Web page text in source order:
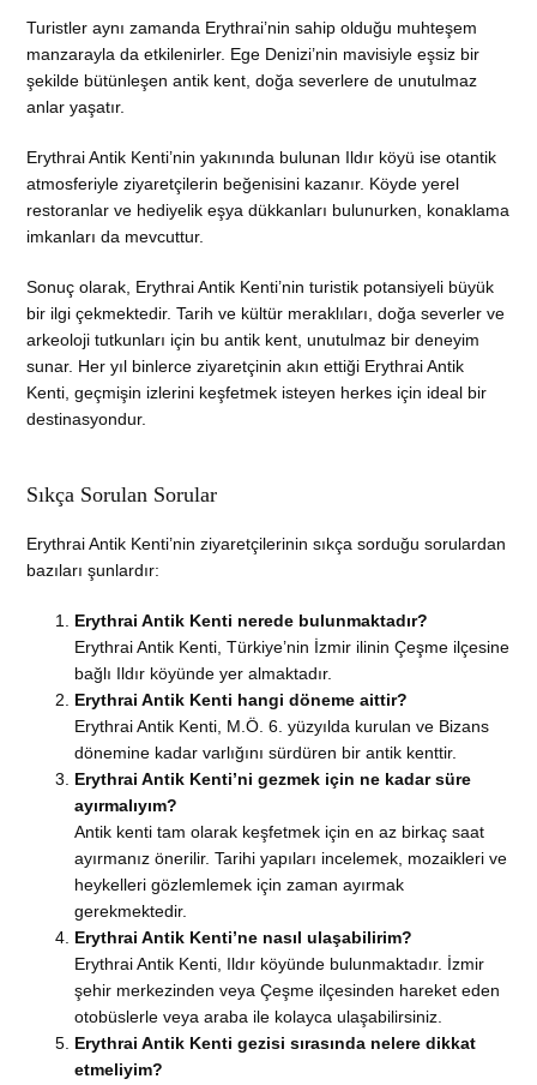
Turistler aynı zamanda Erythrai’nin sahip olduğu muhteşem
manzarayla da etkilenirler. Ege Denizi’nin mavisiyle eşsiz bir
şekilde bütünleşen antik kent, doğa severlere de unutulmaz
anlar yaşatır.
Erythrai Antik Kenti’nin yakınında bulunan Ildır köyü ise otantik
atmosferiyle ziyaretçilerin beğenisini kazanır. Köyde yerel
restoranlar ve hediyelik eşya dükkanları bulunurken, konaklama
imkanları da mevcuttur.
Sonuç olarak, Erythrai Antik Kenti’nin turistik potansiyeli büyük
bir ilgi çekmektedir. Tarih ve kültür meraklıları, doğa severler ve
arkeoloji tutkunları için bu antik kent, unutulmaz bir deneyim
sunar. Her yıl binlerce ziyaretçinin akın ettiği Erythrai Antik
Kenti, geçmişin izlerini keşfetmek isteyen herkes için ideal bir
destinasyondur.
Sıkça Sorulan Sorular
Erythrai Antik Kenti’nin ziyaretçilerinin sıkça sorduğu sorulardan
bazıları şunlardır:
Erythrai Antik Kenti nerede bulunmaktadır?
Erythrai Antik Kenti, Türkiye’nin İzmir ilinin Çeşme ilçesine
bağlı Ildır köyünde yer almaktadır.
Erythrai Antik Kenti hangi döneme aittir?
Erythrai Antik Kenti, M.Ö. 6. yüzyılda kurulan ve Bizans
dönemine kadar varlığını sürdüren bir antik kenttir.
Erythrai Antik Kenti’ni gezmek için ne kadar süre
ayırmalıyım?
Antik kenti tam olarak keşfetmek için en az birkaç saat
ayırmanız önerilir. Tarihi yapıları incelemek, mozaikleri ve
heykelleri gözlemlemek için zaman ayırmak
gerekmektedir.
Erythrai Antik Kenti’ne nasıl ulaşabilirim?
Erythrai Antik Kenti, Ildır köyünde bulunmaktadır. İzmir
şehir merkezinden veya Çeşme ilçesinden hareket eden
otobüslerle veya araba ile kolayca ulaşabilirsiniz.
Erythrai Antik Kenti gezisi sırasında nelere dikkat
etmeliyim?